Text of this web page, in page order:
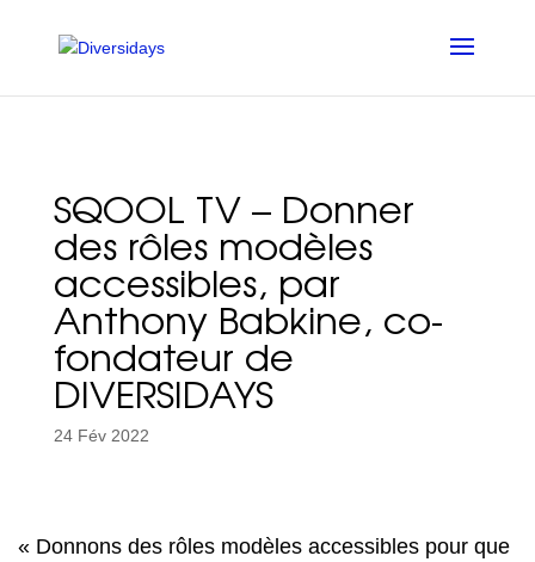
principal
SQOOL TV – Donner
des rôles modèles
accessibles, par
Anthony Babkine, co-
fondateur de
DIVERSIDAYS
24 Fév 2022
« Donnons des rôles modèles accessibles pour que